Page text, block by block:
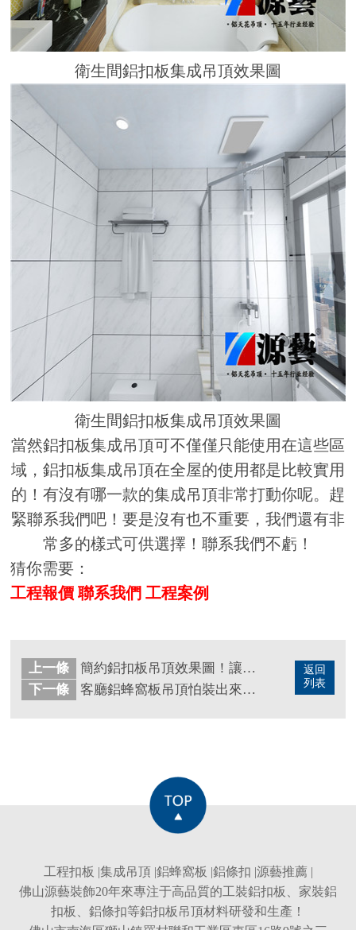
衛生間鋁扣板集成吊頂效果圖
衛生間鋁扣板集成吊頂效果圖
當然鋁扣板集成吊頂可不僅僅只能使用在這些區
域，鋁扣板集成吊頂在全屋的使用都是比較實用
的！有沒有哪一款的集成吊頂非常打動你呢。趕
緊聯系我們吧！要是沒有也不重要，我們還有非
常多的樣式可供選擇！聯系我們不虧！
猜你需要：
工程報價 聯系我們 工程案例
返回
列表
上一條
簡約鋁扣板吊頂效果圖！讓你一次看個夠
下一條
客廳鋁蜂窩板吊頂怕裝出來不好看？效果圖實拍圖來這隨你看！
工程扣板 |集成吊頂|鋁蜂窩板 |鋁條扣 |源藝推薦|
佛山源藝裝飾20年來專注于高品質的工裝鋁扣板
家裝鋁
扣板
鋁條扣等鋁扣板吊頂材料研發和生產！